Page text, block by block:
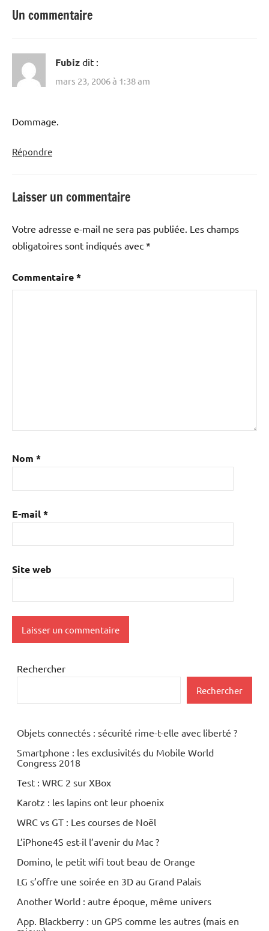
Un commentaire
Fubiz dit :
mars 23, 2006 à 1:38 am
Dommage.
Répondre
Laisser un commentaire
Votre adresse e-mail ne sera pas publiée. Les champs
obligatoires sont indiqués avec *
Commentaire*
Nom *
E-mail*
Site web
Rechercher
Rechercher
Objets connectés : sécurité rime-t-elle avec liberté ?
Smartphone : les exclusivités du Mobile World
Congress 2018
Test : WRC 2 sur XBox
Karotz : les lapins ont leur phoenix
WRC vs GT : Les courses de Noël
L’iPhone4S est-il l’avenir du Mac ?
Domino, le petit wifi tout beau de Orange
LG s’offre une soirée en 3D au Grand Palais
Another World : autre époque, même univers
App. Blackberry : un GPS comme les autres (mais en